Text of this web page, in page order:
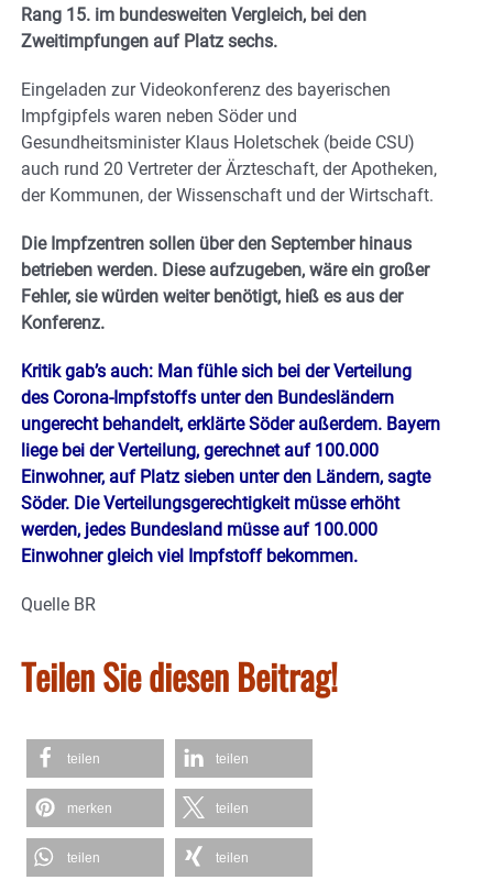
Rang 15. im bundesweiten Vergleich, bei den
Zweitimpfungen auf Platz sechs.
Eingeladen zur Videokonferenz des bayerischen
Impfgipfels waren neben Söder und
Gesundheitsminister Klaus Holetschek (beide CSU)
auch rund 20 Vertreter der Ärzteschaft, der Apotheken,
der Kommunen, der Wissenschaft und der Wirtschaft.
Die Impfzentren sollen über den September hinaus
betrieben werden. Diese aufzugeben, wäre ein großer
Fehler, sie würden weiter benötigt, hieß es aus der
Konferenz.
Kritik gab’s auch: Man fühle sich bei der Verteilung
des Corona-Impfstoffs unter den Bundesländern
ungerecht behandelt, erklärte Söder außerdem. Bayern
liege bei der Verteilung, gerechnet auf 100.000
Einwohner, auf Platz sieben unter den Ländern, sagte
Söder. Die Verteilungsgerechtigkeit müsse erhöht
werden, jedes Bundesland müsse auf 100.000
Einwohner gleich viel Impfstoff bekommen.
Quelle BR
Teilen Sie diesen Beitrag!
teilen teilen
merken teilen
teilen teilen